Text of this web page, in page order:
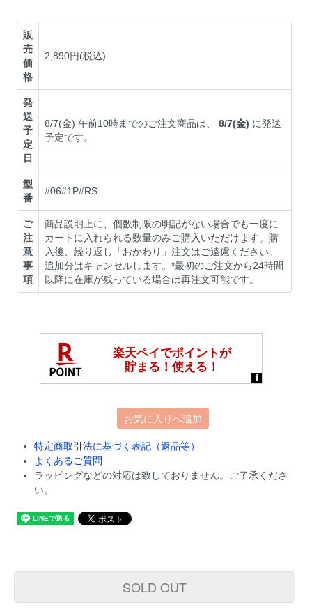
販
売
価
格
2,890円(税込)
発
送
予
定
日
8/7(金) 午前10時までのご注文商品は、8/7(金) に発送
予定です。
型
番
#06#1P#RS
ご
注
意
事
項
商品説明上に、個数制限の明記がない場合でも一度に
カートに入れられる数量のみご購入いただけます。購
入後、繰り返し「おかわり」注文はご遠慮ください。
追加分はキャンセルします。*最初のご注文から24時間
以降に在庫が残っている場合は再注文可能です。
お気に入りへ追加
特定商取引法に基づく表記（返品等）
よくあるご質問
ラッピングなどの対応は致しておりません。ご了承くださ
い。
SOLD OUT